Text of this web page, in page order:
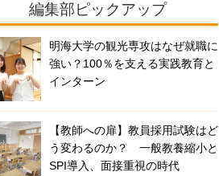
編集部ピックアップ
明海大学の観光専攻はなぜ就職に
強い？100％を支える実践教育と
インターン
【教師への扉】教員採用試験はど
う変わるのか？ 一般教養縮小と
SPI導入、面接重視の時代